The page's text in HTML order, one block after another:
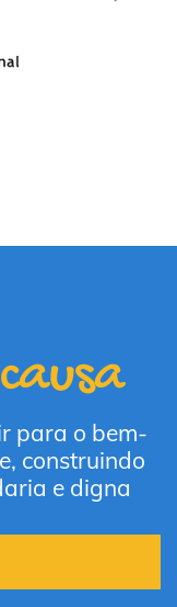
para o bem-
construindo
e digna